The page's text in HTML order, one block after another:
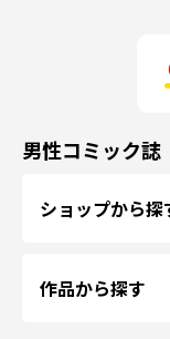
男性コミック誌
ショップから探
作品から探す